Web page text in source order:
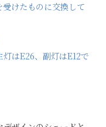
けたものに交換して
はE26、副灯はE12で